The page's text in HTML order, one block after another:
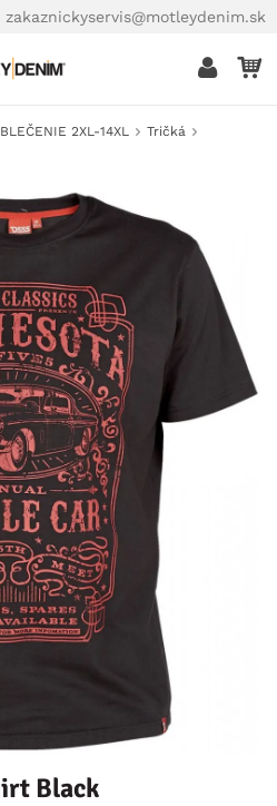
zakaznickyservis@motleydenim.sk
2XL-14XL
Tričká
Black